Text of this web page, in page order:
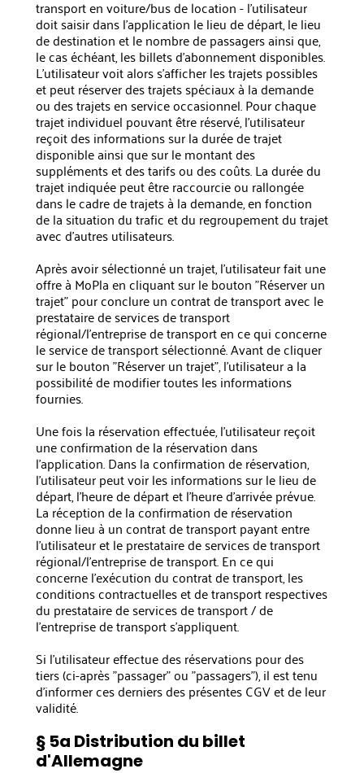
transport en voiture/bus de location - l'utilisateur
doit saisir dans l'application le lieu de départ, le lieu
de destination et le nombre de passagers ainsi que,
le cas échéant, les billets d'abonnement disponibles.
L'utilisateur voit alors s'afficher les trajets possibles
et peut réserver des trajets spéciaux à la demande
ou des trajets en service occasionnel. Pour chaque
trajet individuel pouvant être réservé, l'utilisateur
reçoit des informations sur la durée de trajet
disponible ainsi que sur le montant des
suppléments et des tarifs ou des coûts. La durée du
trajet indiquée peut être raccourcie ou rallongée
dans le cadre de trajets à la demande, en fonction
de la situation du trafic et du regroupement du trajet
avec d'autres utilisateurs.
Après avoir sélectionné un trajet, l'utilisateur fait une
offre à MoPla en cliquant sur le bouton "Réserver un
trajet" pour conclure un contrat de transport avec le
prestataire de services de transport
régional/l'entreprise de transport en ce qui concerne
le service de transport sélectionné. Avant de cliquer
sur le bouton "Réserver un trajet", l'utilisateur a la
possibilité de modifier toutes les informations
fournies.
Une fois la réservation effectuée, l'utilisateur reçoit
une confirmation de la réservation dans
l'application. Dans la confirmation de réservation,
l'utilisateur peut voir les informations sur le lieu de
départ, l'heure de départ et l'heure d'arrivée prévue.
La réception de la confirmation de réservation
donne lieu à un contrat de transport payant entre
l'utilisateur et le prestataire de services de transport
régional/l'entreprise de transport. En ce qui
concerne l'exécution du contrat de transport, les
conditions contractuelles et de transport respectives
du prestataire de services de transport / de
l'entreprise de transport s'appliquent.
Si l'utilisateur effectue des réservations pour des
tiers (ci-après "passager" ou "passagers"), il est tenu
d'informer ces derniers des présentes CGV et de leur
validité.
§ 5a Distribution du billet
d'Allemagne